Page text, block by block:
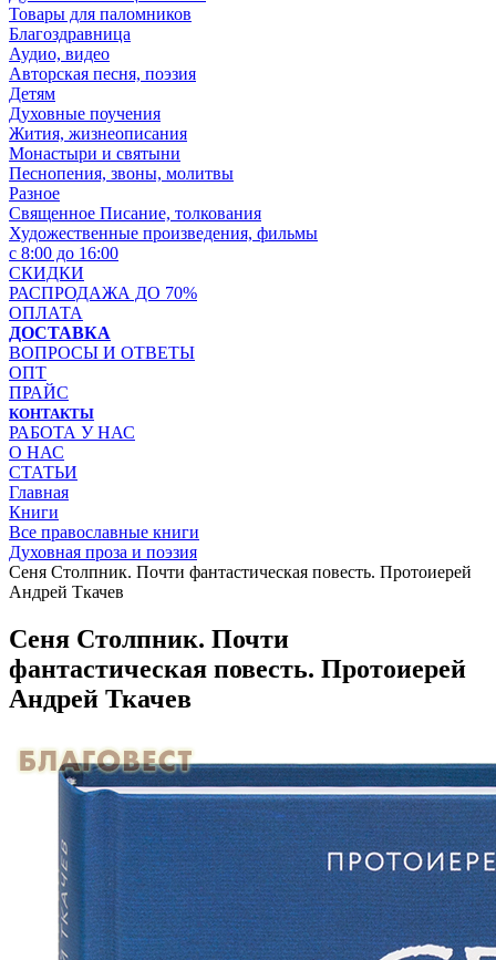
Товары для паломников
Благоздравница
Аудио, видео
Авторская песня, поэзия
Детям
Духовные поучения
Жития, жизнеописания
Монастыри и святыни
Песнопения, звоны, молитвы
Разное
Священное Писание, толкования
Художественные произведения, фильмы
с 8:00 до 16:00
СКИДКИ
РАСПРОДАЖА ДО 70%
ОПЛАТА
ДОСТАВКА
ВОПРОСЫ И ОТВЕТЫ
ОПТ
ПРАЙС
КОНТАКТЫ
РАБОТА У НАС
О НАС
СТАТЬИ
Главная
Книги
Все православные книги
Духовная проза и поэзия
Сеня Столпник. Почти фантастическая повесть. Протоиерей
Андрей Ткачев
Сеня Столпник. Почти
фантастическая повесть. Протоиерей
Андрей Ткачев